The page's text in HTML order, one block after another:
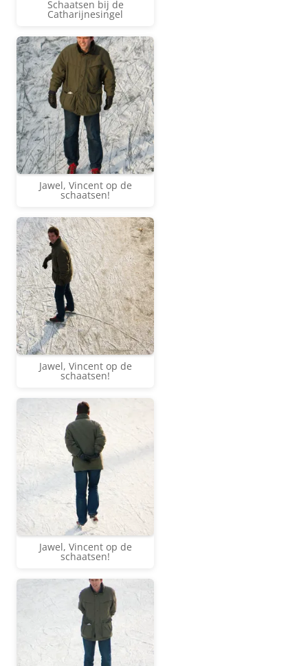
Schaatsen bij de
Catharijnesingel
Jawel, Vincent op de
schaatsen!
Jawel, Vincent op de
schaatsen!
Jawel, Vincent op de
schaatsen!